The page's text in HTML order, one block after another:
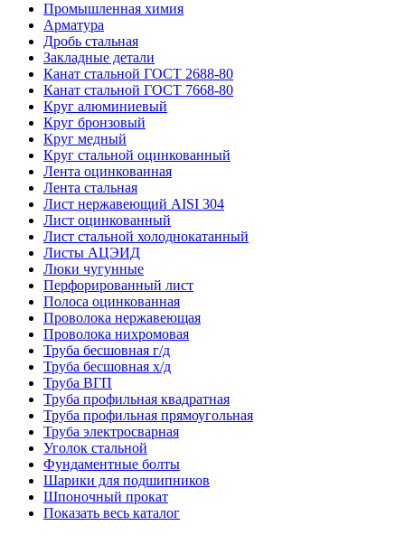
Промышленная химия
Арматура
Дробь стальная
Закладные детали
Канат стальной ГОСТ 2688-80
Канат стальной ГОСТ 7668-80
Круг алюминиевый
Круг бронзовый
Круг медный
Круг стальной оцинкованный
Лента оцинкованная
Лента стальная
Лист нержавеющий AISI 304
Лист оцинкованный
Лист стальной холоднокатанный
Листы АЦЭИД
Люки чугунные
Перфорированный лист
Полоса оцинкованная
Проволока нержавеющая
Проволока нихромовая
Труба бесшовная г/д
Труба бесшовная х/д
Труба ВГП
Труба профильная квадратная
Труба профильная прямоугольная
Труба электросварная
Уголок стальной
Фундаментные болты
Шарики для подшипников
Шпоночный прокат
Показать весь каталог